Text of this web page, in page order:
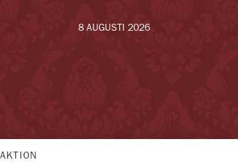
8 AUGUSTI 2026